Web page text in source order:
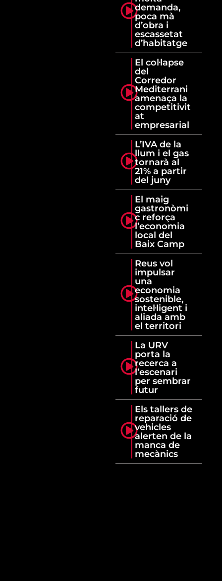
demanda,
poca mà
d’obra i
escassetat
d’habitatge
El col·lapse
del
Corredor
Mediterrani
amenaça la
competitivit
at
empresarial
L’IVA de la
llum i el gas
tornarà al
21% a partir
del juny
El maig
gastronòmi
c reforça
l’economia
local del
Baix Camp
Reus vol
impulsar
una
economia
sostenible,
intel·ligent i
aliada amb
el territori
La URV
porta la
recerca a
l’escenari
per sembrar
futur
Els tallers de
reparació de
vehicles
alerten de la
manca de
mecànics